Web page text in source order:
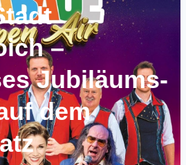
–
Jubiläums-
dem